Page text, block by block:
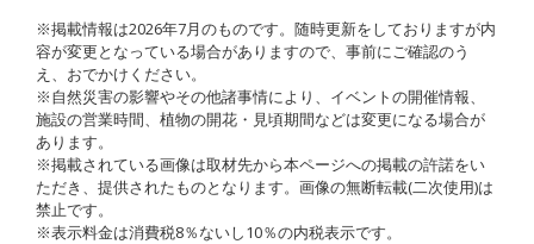
※掲載情報は2026年7月のものです。随時更新をしておりますが内
容が変更となっている場合がありますので、事前にご確認のう
え、おでかけください。
※自然災害の影響やその他諸事情により、イベントの開催情報、
施設の営業時間、植物の開花・見頃期間などは変更になる場合が
あります。
※掲載されている画像は取材先から本ページへの掲載の許諾をい
ただき、提供されたものとなります。画像の無断転載(二次使用)は
禁止です。
※表示料金は消費税8％ないし10％の内税表示です。